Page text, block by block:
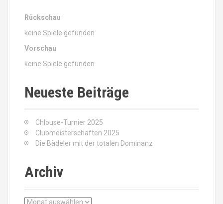
Rückschau
keine Spiele gefunden
Vorschau
keine Spiele gefunden
Neueste Beiträge
Chlouse-Turnier 2025
Clubmeisterschaften 2025
Die Bädeler mit der totalen Dominanz
Archiv
A